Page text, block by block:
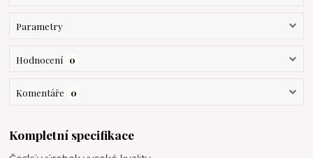
Parametry
Hodnocení 0
Komentáře 0
Kompletní specifikace